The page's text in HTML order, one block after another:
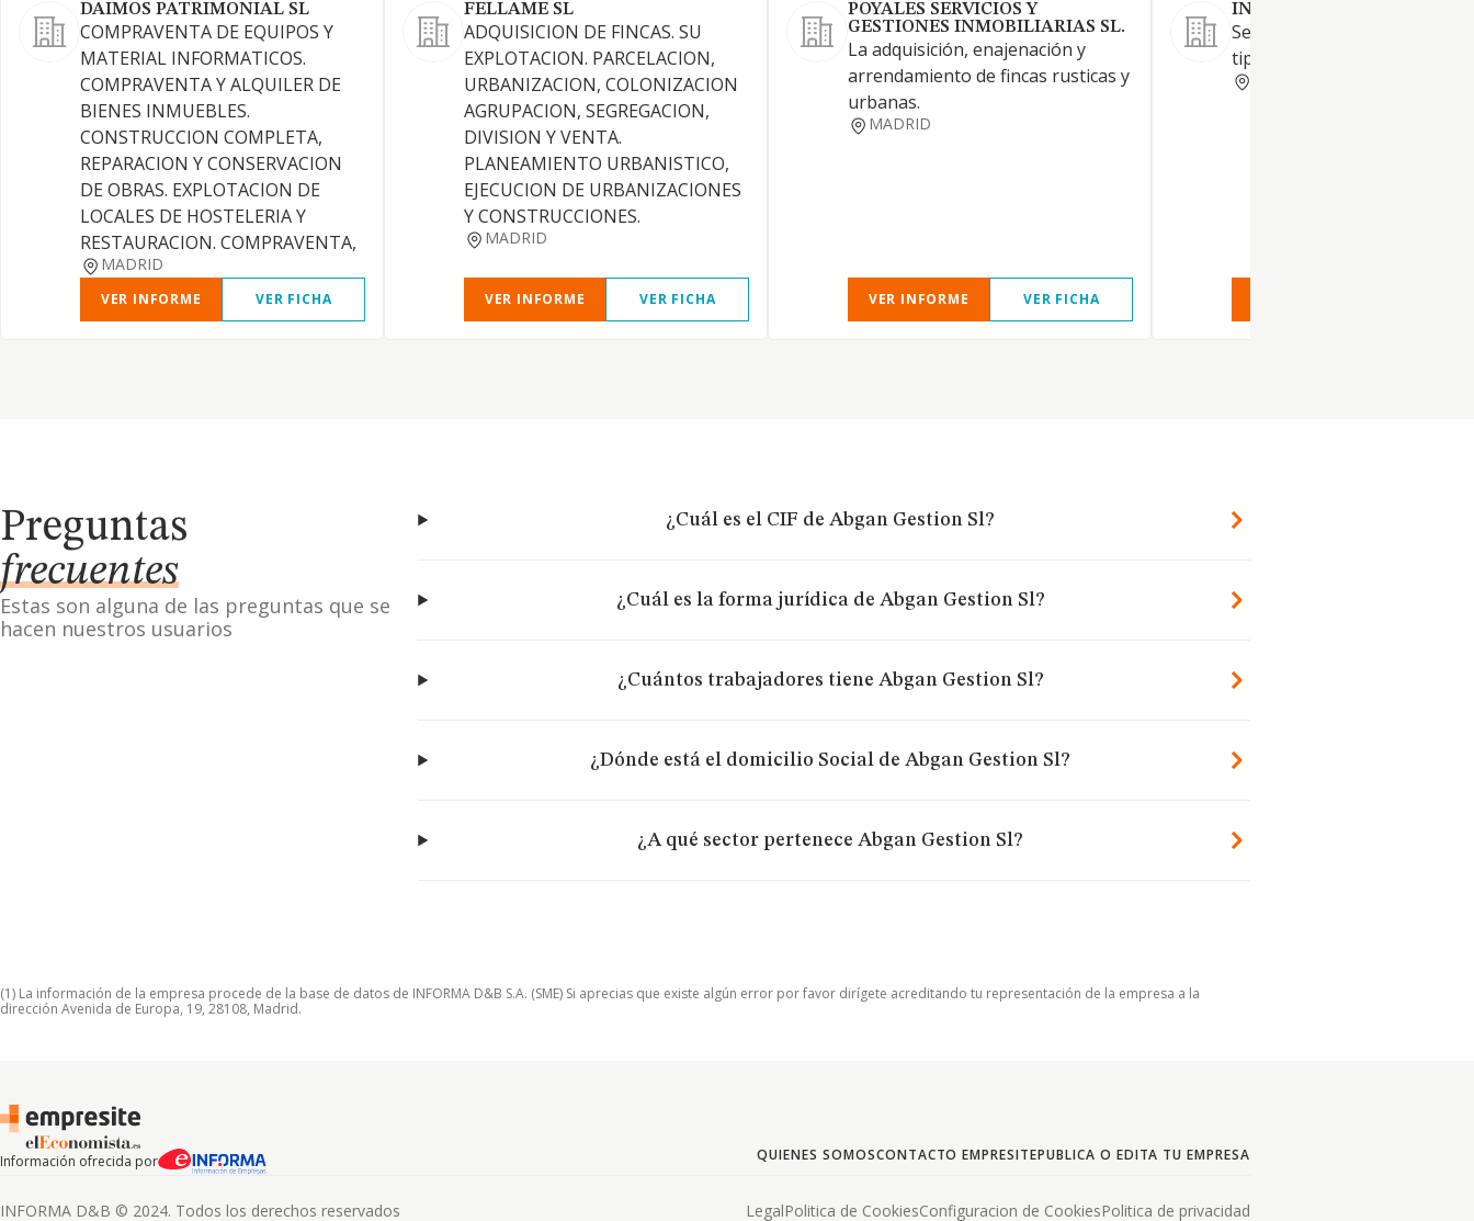
DAIMOS PATRIMONIAL SL
COMPRAVENTA DE EQUIPOS Y
MATERIAL INFORMATICOS.
COMPRAVENTA Y ALQUILER DE
BIENES INMUEBLES.
CONSTRUCCION COMPLETA,
REPARACION Y CONSERVACION
DE OBRAS. EXPLOTACION DE
LOCALES DE HOSTELERIA Y
RESTAURACION. COMPRAVENTA,
MADRID
VER INFORME VER FICHA
FELLAME SL
ADQUISICION DE FINCAS. SU
EXPLOTACION. PARCELACION,
URBANIZACION, COLONIZACION
AGRUPACION, SEGREGACION,
DIVISION Y VENTA.
PLANEAMIENTO URBANISTICO,
EJECUCION DE URBANIZACIONES
Y CONSTRUCCIONES.
MADRID
VER INFORME VER FICHA
POYALES SERVICIOS Y
GESTIONES INMOBILIARIAS SL.
La adquisición, enajenación y
arrendamiento de fincas rusticas y
urbanas.
MADRID
VER INFORME VER FICHA
INURBI SL
Servicios inmobiliarios de
tipo.
Preguntas
frecuentes
Estas son alguna de las preguntas que se
hacen nuestros usuarios
¿Cuál es el CIF de Abgan Gestion Sl?
¿Cuál es la forma jurídica de Abgan Gestion Sl?
¿Cuántos trabajadores tiene Abgan Gestion Sl?
¿Dónde está el domicilio Social de Abgan Gestion Sl?
¿A qué sector pertenece Abgan Gestion Sl?
(1) La información de la empresa procede de la base de datos de INFORMA D&B S.A. (SME) Si aprecias que existe algún error por favor dirígete acreditando tu representación de la empresa a la
dirección Avenida de Europa, 19, 28108, Madrid.
Información ofrecida por QUIENES SOMOSCONTACTO EMPRESITEPUBLICA O EDITA TU EMPRESA
INFORMA D&B © 2024. Todos los derechos reservados LegalPolitica de CookiesConfiguracion de CookiesPolitica de privacidad